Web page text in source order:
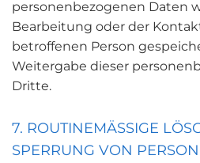
personenbezogenen Daten
Bearbeitung oder der
betroffenen Person
Weitergabe dieser
Dritte.
7. ROUTINEMÄSSIGE
PERRUNG VON